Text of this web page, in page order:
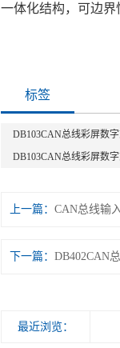
一体化结构，可边界
标签
DB103CAN总线彩屏数
DB103CAN总线彩屏数
上一篇：CAN总线输
下一篇：DB402CAN
最近浏览：